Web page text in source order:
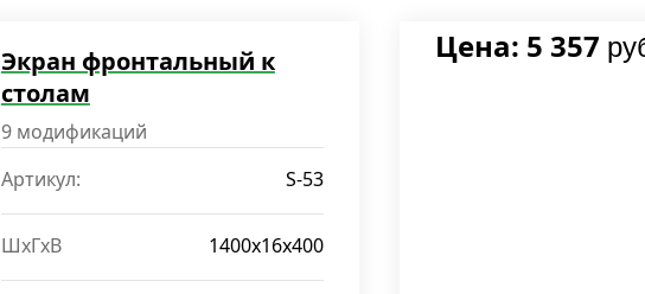
Экран фронтальный к
столам
9 модификаций
Артикул: S-53
ШxГxВ 1400х16х400
Цена: 5 357